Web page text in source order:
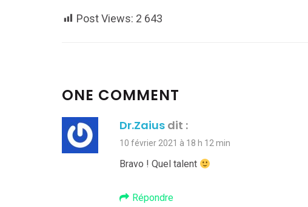
Post Views: 2 643
ONE COMMENT
Dr.Zaius dit :
10 février 2021 à 18 h 12 min
Bravo ! Quel talent
Répondre